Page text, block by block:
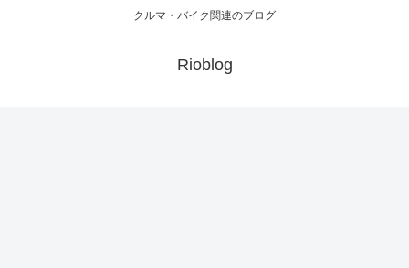
クルマ・バイク関連のブログ
Rioblog